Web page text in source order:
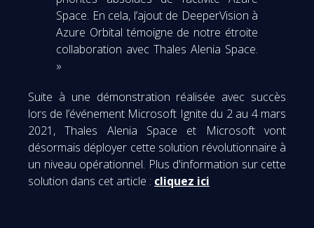
Space. En cela, l’ajout de DeeperVision à
Azure Orbital témoigne de notre étroite
collaboration avec Thales Alenia Space.
»
Suite à une démonstration réalisée avec succès
lors de l’événement Microsoft Ignite du 2 au 4 mars
2021, Thales Alenia Space et Microsoft vont
désormais déployer cette solution révolutionnaire à
un niveau opérationnel. Plus d'information sur cette
solution dans cet article : cliquez ici